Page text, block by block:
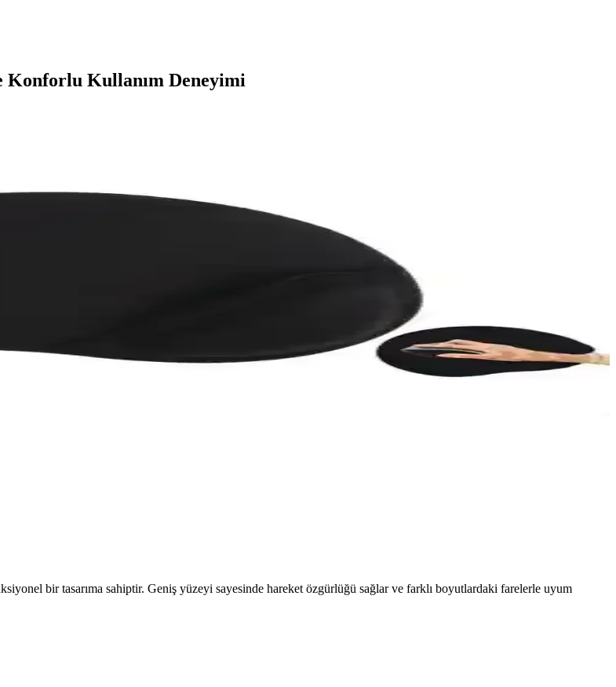
Konforlu Kullanım Deneyimi
bir tasarıma sahiptir. Geniş yüzeyi sayesinde hareket özgürlüğü sağlar ve farklı boyutlardaki farelerle uyum